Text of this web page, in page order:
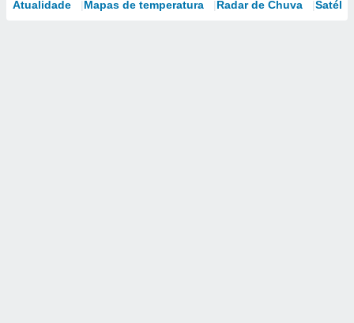
Atualidade Mapas de temperatura Radar de Chuva